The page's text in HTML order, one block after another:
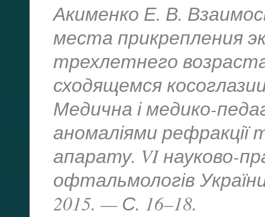
Акименко Е. В.
места прикрепления
трехлетнего
сходящемся
Медична і медико-
аномаліями рефракції
апарату. VI науково-
офтальмологів
2015. — С. 16–18.